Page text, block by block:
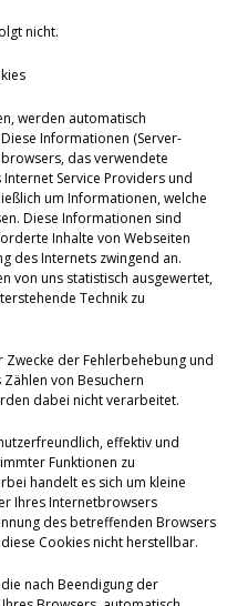
nicht.
werden automatisch
Informationen (Server-
das verwendete
Service Providers und
um Informationen, welche
Diese Informationen sind
Inhalte von Webseiten
des Internets zwingend an.
von uns statistisch ausgewertet,
Technik zu
Zwecke der Fehlerbehebung und
von Besuchern
dabei nicht verarbeitet.
effektiv und
Funktionen zu
handelt es sich um kleine
Ihres Internetbrowsers
des betreffenden Browsers
Cookies nicht herstellbar.
nach Beendigung der